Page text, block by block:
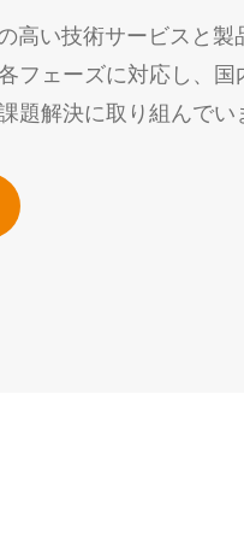
高い技術サービスと製
フェーズに対応し、国
題解決に取り組んでい